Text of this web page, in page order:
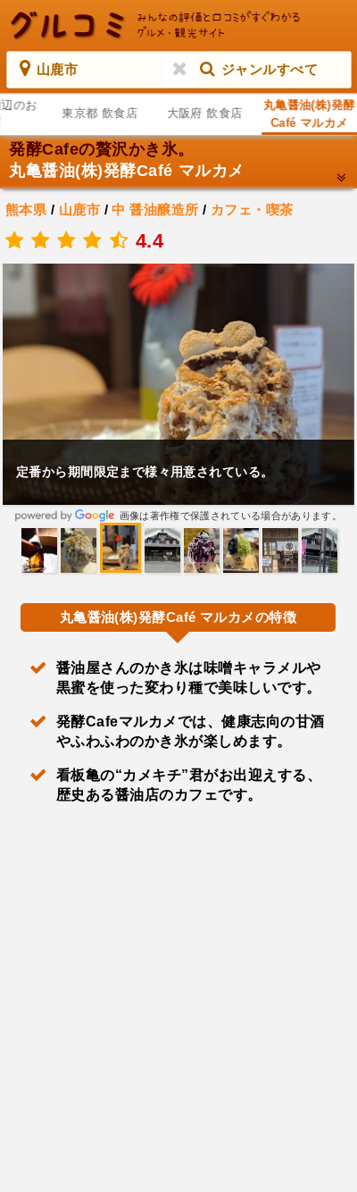
山鹿市 ジャンルすべて
のお
東京都 飲食店 大阪府 飲食店
丸亀醤油(株)発酵
Café マルカメ
発酵Cafeの贅沢かき氷。
丸亀醤油(株)発酵Café マルカメ
熊本県 / 山鹿市 /中 醤油醸造所 / カフェ・喫茶
4.4
定番から期間限定まで様々用意されている。
画像は著作権で保護されている場合があります。
丸亀醤油(株)発酵Café マルカメの特徴
醤油屋さんのかき氷は味噌キャラメルや
黒蜜を使った変わり種で美味しいです。
発酵Cafeマルカメでは、健康志向の甘酒
やふわふわのかき氷が楽しめます。
看板亀の“カメキチ”君がお出迎えする、
歴史ある醤油店のカフェです。